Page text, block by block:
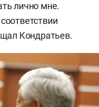
лично мне.
Кондратьев.